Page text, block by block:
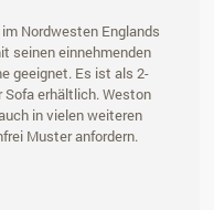
Nordwesten Englands
seinen einnehmenden
geeignet. Es ist als 2-
Sofa erhältlich. Weston
in vielen weiteren
Muster anfordern.